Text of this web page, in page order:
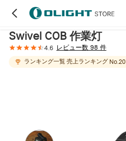
Swivel COB 作業灯
4.6 レビュー数 98 件
ランキング一覧 売上ランキング No. 20
ハイライト レビュー (98)